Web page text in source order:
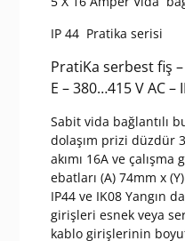
IP 44 Pratika serisi
PratiKa serbest fiş
E – 380…415 V AC –
Sabit vida bağlantılı
dolaşım prizi düzdür
akımı 16A ve
ebatları (A) 74mm x
IP44 ve IK08 Yangın
girişleri esnek veya
kablo girişlerinin